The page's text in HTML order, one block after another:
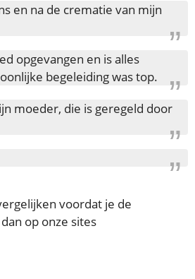
en na de crematie van mijn
opgevangen en is alles
begeleiding was top.
moeder, die is geregeld door
voordat je de
dan op onze sites